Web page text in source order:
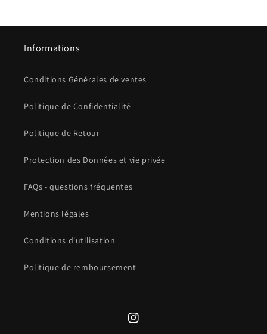
Informations
Conditions Générales de ventes
Politique de Confidentialité
Politique de Retour
Protection des Données et vie privée
FAQs - questions fréquentes
Mentions légales
Conditions d'utilisation
Politique de remboursement
Instagram